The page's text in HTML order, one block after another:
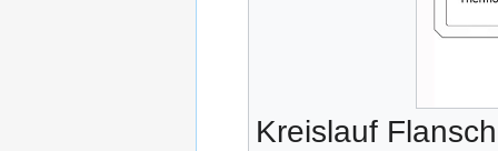
Kreislauf